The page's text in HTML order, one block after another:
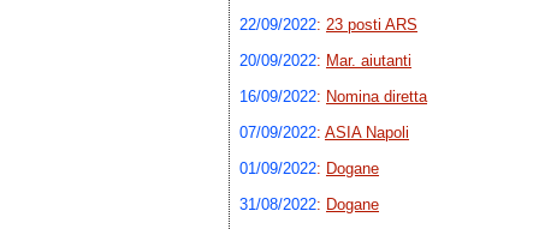
22/09/2022: 23 posti ARS
20/09/2022: Mar. aiutanti
16/09/2022: Nomina diretta
07/09/2022: ASIA Napoli
01/09/2022: Dogane
31/08/2022: Dogane